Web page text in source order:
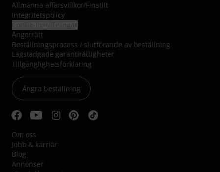
Allmänna affärsvillkor/Finstilt
Integritetspolicy
Ångerrätt
Beställningsprocess / slutförande av beställning
Lagstadgade garantirättigheter
Tillgänglighetsförklaring
Ångra beställning
Om oss
Jobb & karriär
Blog
Annonser